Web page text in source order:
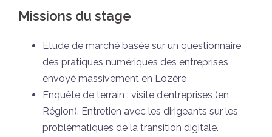
Missions du stage
Etude de marché basée sur un questionnaire
des pratiques numériques des entreprises
envoyé massivement en Lozère
Enquête de terrain : visite d’entreprises (en
Région). Entretien avec les dirigeants sur les
problématiques de la transition digitale.